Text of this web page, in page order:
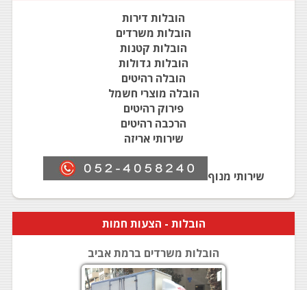
הובלות דירות
הובלות משרדים
הובלות קטנות
הובלות גדולות
הובלה רהיטים
הובלה מוצרי חשמל
פירוק רהיטים
הרכבה רהיטים
שירותי אריזה
שירותי מנוף
הובלות - הצעות חמות
הובלות משרדים ברמת אביב